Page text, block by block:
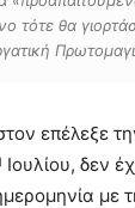
τότε θα
επέλεξε
Ιουλίου, δεν
με